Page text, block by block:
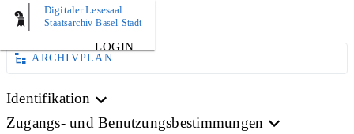
Digitaler Lesesaal
Staatsarchiv Basel-Stadt
LOGIN
AKTE
ARCHIVPLAN
Identifikation
Zugangs- und Benutzungsbestimmungen